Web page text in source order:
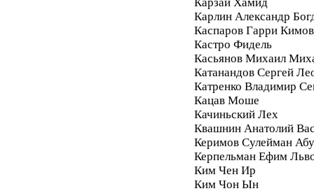
Карлин Александр
Каспаров Гарри
Кастро Фидель
Касьянов Михаил
Катанандов Сергей
Катренко Владимир
Кацав Моше
Качиньский Лех
Квашнин Анатолий
Керимов Сулейман
Керпельман Ефим
Ким Чен Ир
Ким Чон Ын